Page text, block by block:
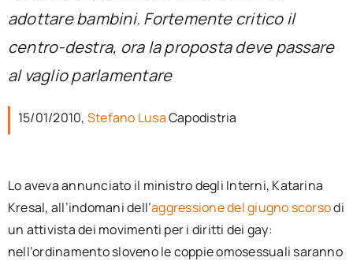
Cerca
Newsletter
adottare bambini. Fortemente critico il
centro-destra, ora la proposta deve passare
al vaglio parlamentare
15/01/2010, Stefano LusaCapodistria
Lo aveva annunciato il ministro degli Interni, Katarina
Kresal, all’indomani dell’aggressione del giugno scorsodi
un attivista dei movimenti per i diritti dei gay:
nell’ordinamento sloveno le coppie omosessuali saranno